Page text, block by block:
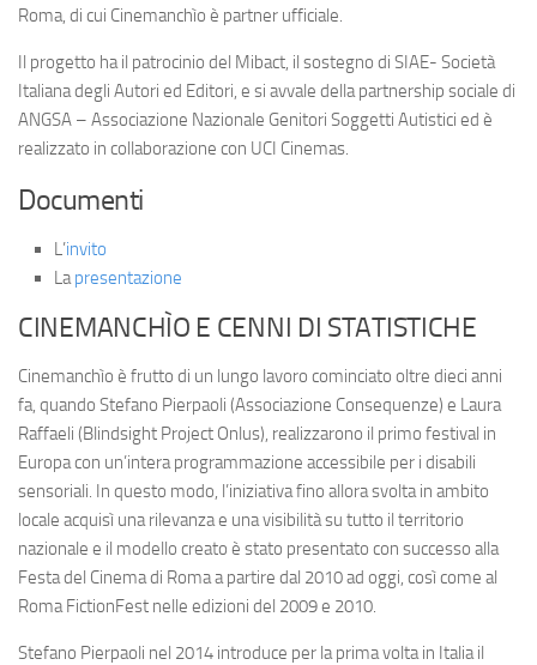
Roma, di cui Cinemanchìo è partner ufficiale.
Il progetto ha il patrocinio del Mibact, il sostegno di SIAE- Società
Italiana degli Autori ed Editori, e si avvale della partnership sociale di
ANGSA – Associazione Nazionale Genitori Soggetti Autistici ed è
realizzato in collaborazione con UCI Cinemas.
Documenti
L’invito
Lapresentazione
CINEMANCHÌO E CENNI DI STATISTICHE
Cinemanchìo è frutto di un lungo lavoro cominciato oltre dieci anni
fa, quando Stefano Pierpaoli (Associazione Consequenze) e Laura
Raffaeli (Blindsight Project Onlus), realizzarono il primo festival in
Europa con un’intera programmazione accessibile per i disabili
sensoriali. In questo modo, l’iniziativa fino allora svolta in ambito
locale acquisì una rilevanza e una visibilità su tutto il territorio
nazionale e il modello creato è stato presentato con successo alla
Festa del Cinema di Roma a partire dal 2010 ad oggi, così come al
Roma FictionFest nelle edizioni del 2009 e 2010.
Stefano Pierpaoli nel 2014 introduce per la prima volta in Italia il